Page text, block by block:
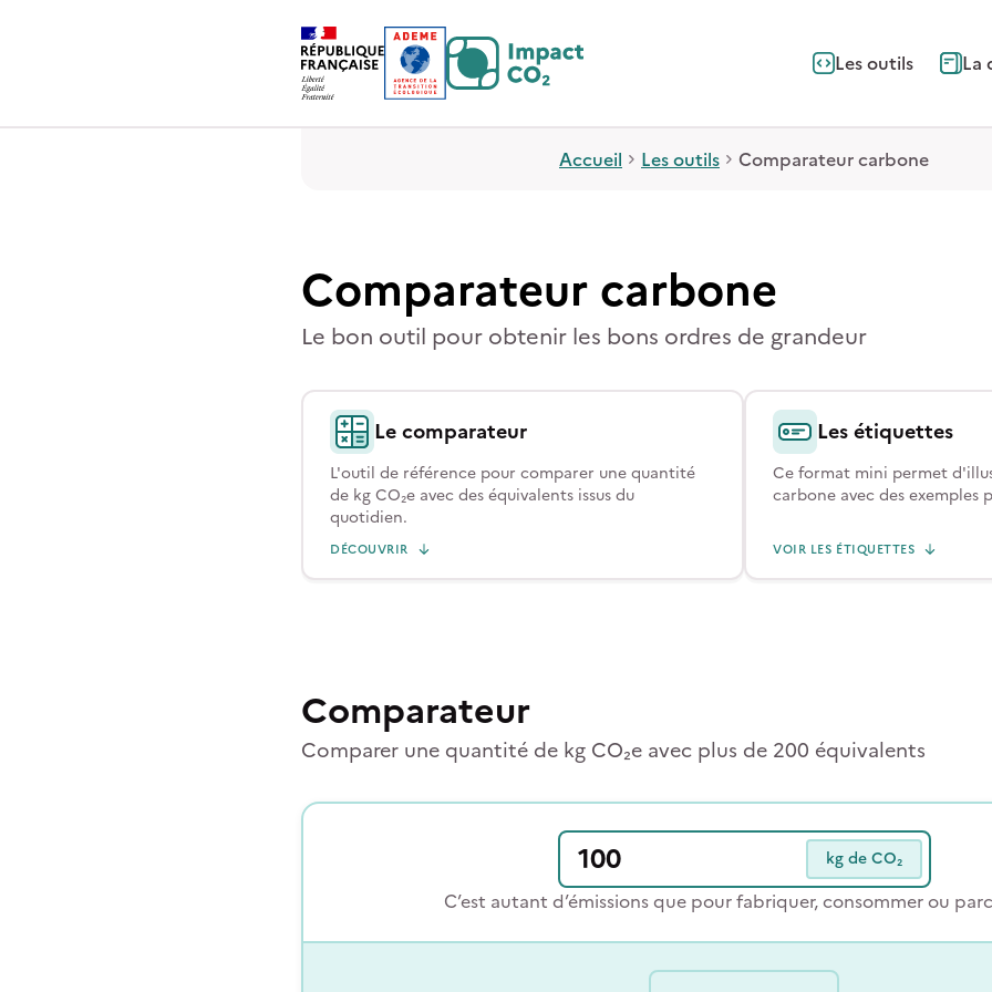
Les outils
La
Accueil Les outils Comparateur carbone
Comparateur carbone
Le bon outil pour obtenir les bons ordres de grandeur
Le comparateur
L'outil de référence pour comparer une quantité
de kg CO₂e avec des équivalents issus du
quotidien.
DÉCOUVRIR
Les étiquettes
Ce format mini permet
carbone avec des exemples
VOIR LES ÉTIQUETTES
Comparateur
Comparer une quantité de kg CO₂e avec plus de 200 équivalents
kg de CO₂
C’est autant d’émissions que pour fabriquer, consommer ou